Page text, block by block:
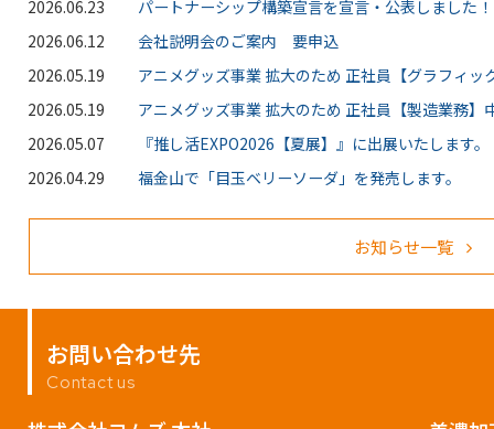
2026.06.23
パートナーシップ構築宣言を宣言・公表しました！
2026.06.12
会社説明会のご案内 要申込
2026.05.19
アニメグッズ事業 拡大のため 正社員【グラフィッ
2026.05.19
アニメグッズ事業 拡大のため 正社員【製造業務】
2026.05.07
『推し活EXPO2026【夏展】』に出展いたします。
2026.04.29
福金山で「目玉ベリーソーダ」を発売します。
お知らせ一覧
お問い合わせ先
Contact us